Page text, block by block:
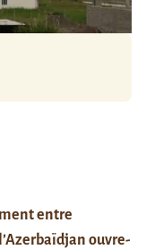
entre
ouvre-